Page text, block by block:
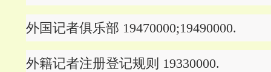
外国记者俱乐部 19470000;19490000.
外籍记者注册登记规则 19330000.